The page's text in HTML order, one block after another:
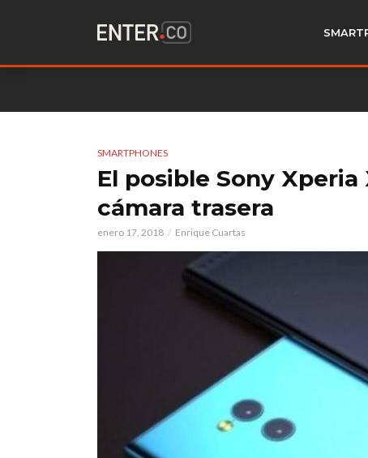
SMARTPHONES
El posible Sony
cámara trasera
enero 17, 2018 Enrique Cuartas